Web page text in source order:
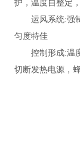
护，温度自整定
运风系统:强
匀度特佳
控制形成:温
切断发热电源，